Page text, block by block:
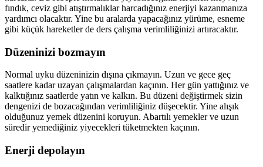
fındık, ceviz gibi atıştırmalıklar harcadığınız enerjiyi kazanmanıza
yardımcı olacaktır. Yine bu aralarda yapacağınız yürüme, esneme
gibi küçük hareketler de ders çalışma verimliliğinizi artıracaktır.
Düzeninizi bozmayın
Normal uyku düzeninizin dışına çıkmayın. Uzun ve gece geç
saatlere kadar uzayan çalışmalardan kaçının. Her gün yattığınız ve
kalktığınız saatlerde yatın ve kalkın. Bu düzeni değiştirmek sizin
dengenizi de bozacağından verimliliğiniz düşecektir. Yine alışık
olduğunuz yemek düzenini koruyun. Abartılı yemekler ve uzun
süredir yemediğiniz yiyecekleri tüketmekten kaçının.
Enerji depolayın